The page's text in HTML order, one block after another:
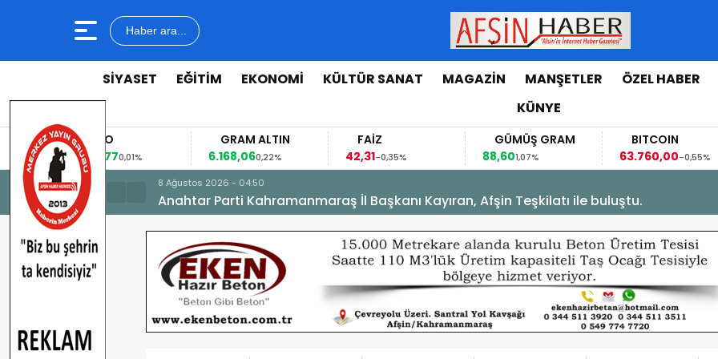
Haber ara...
SİYASET EĞİTİM EKONOMİ KÜLTÜR SANAT MAGAZİN MANŞETLER ÖZEL HABER
KÜNYE
EURO
0,01%
GRAM ALTIN
6.168,06
0,22%
FAİZ
42,31
-0,35%
GÜMÜŞ GRAM
BITCOIN
63.760,00 -0,55%
63,1184
8 Ağustos 2026 - 04:50
Anahtar Parti Kahramanmaraş İl Başkanı Kayıran, Afşin Teşkilatı ile buluştu.